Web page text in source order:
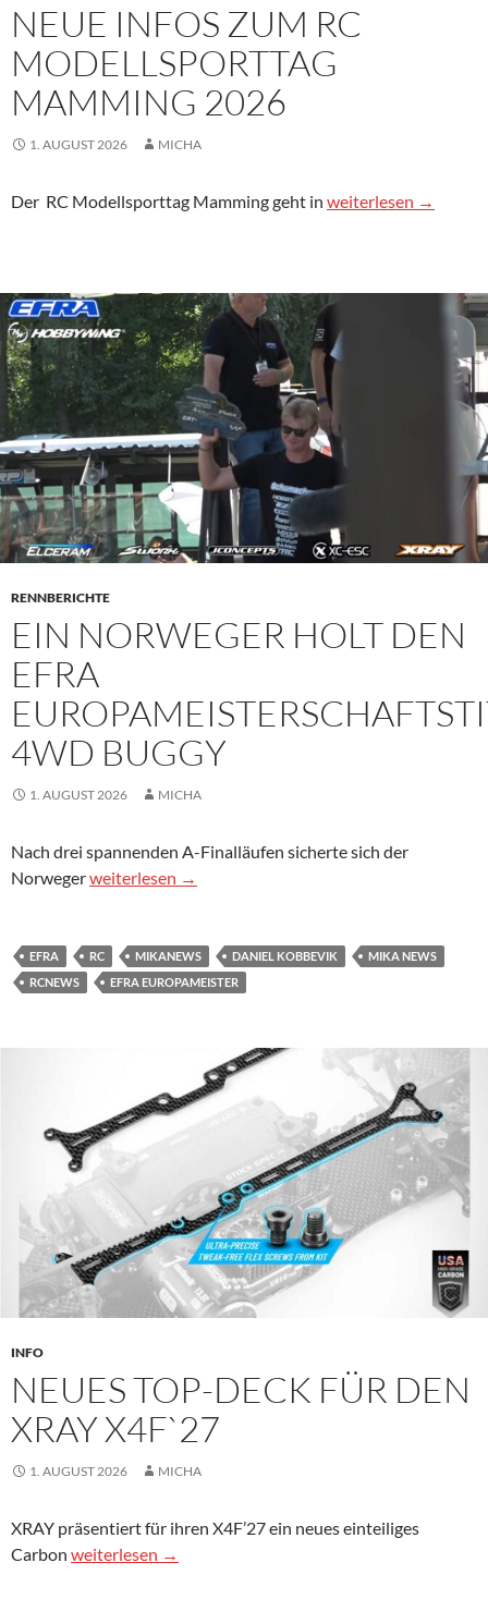
NEUE INFOS ZUM RC
MODELLSPORTTAG
MAMMING 2026
1. AUGUST 2026 MICHA
Der RC Modellsporttag Mamming geht in Neue Infos zum RC
weiterlesen →
RENNBERICHTE
EIN NORWEGER HOLT DEN
EFRA
4WD BUGGY
1. AUGUST 2026 MICHA
Nach drei spannenden A-Finalläufen sicherte sich der
NorwegerEin Norweger holt den EFRA
weiterlesen →
EFRA RC MIKANEWS DANIEL KOBBEVIK
MIKA NEWS
RCNEWS
EFRA EUROPAMEISTER
INFO
NEUES TOP-DECK FÜR DEN
XRAY X4F`27
1. AUGUST 2026 MICHA
XRAY präsentiert für ihren X4F’27 ein neues einteiliges
Carbon Neues Top-Deck für den Xray X4F`27
weiterlesen →